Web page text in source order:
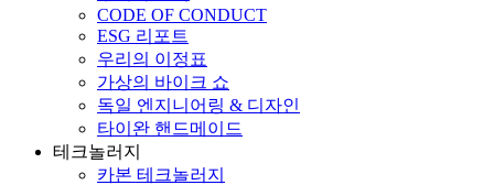
CODE OF CONDUCT
ESG 리포트
우리의 이정표
가상의 바이크 쇼
독일 엔지니어링 & 디자인
타이완 핸드메이드
테크놀러지
카본 테크놀러지